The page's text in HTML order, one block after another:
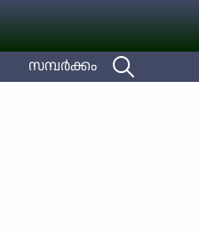
സമ്പര്‍ക്കം